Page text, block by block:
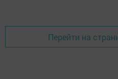
Перейти на